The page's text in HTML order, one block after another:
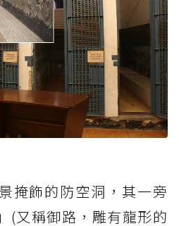
掩飾的防空洞，其一旁
(又稱御路，雕有龍形的